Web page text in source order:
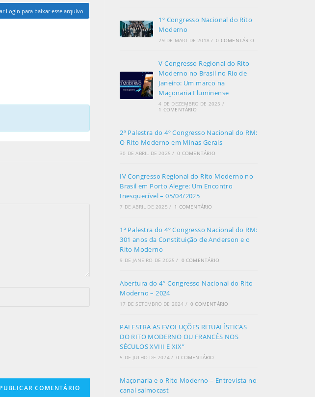
Login para baixar esse arquivo
1º Congresso Nacional do Rito
Moderno
29 DE MAIO DE 2018 / 0 COMENTÁRIO
V Congresso Regional do Rito
Moderno no Brasil no Rio de
Janeiro: Um marco na
Maçonaria Fluminense
4 DE DEZEMBRO DE 2025 /
1 COMENTÁRIO
2ª Palestra do 4º Congresso Nacional do RM:
O Rito Moderno em Minas Gerais
30 DE ABRIL DE 2025 / 0 COMENTÁRIO
IV Congresso Regional do Rito Moderno no
Brasil em Porto Alegre: Um Encontro
Inesquecível – 05/04/2025
7 DE ABRIL DE 2025 / 1 COMENTÁRIO
1ª Palestra do 4º Congresso Nacional do RM:
301 anos da Constituição de Anderson e o
Rito Moderno
9 DE JANEIRO DE 2025 / 0 COMENTÁRIO
Abertura do 4° Congresso Nacional do Rito
Moderno – 2024
17 DE SETEMBRO DE 2024 / 0 COMENTÁRIO
PALESTRA AS EVOLUÇÕES RITUALÍSTICAS
DO RITO MODERNO OU FRANCÊS NOS
SÉCULOS XVIII E XIX”
5 DE JULHO DE 2024 / 0 COMENTÁRIO
Maçonaria e o Rito Moderno – Entrevista no
canal salmocast